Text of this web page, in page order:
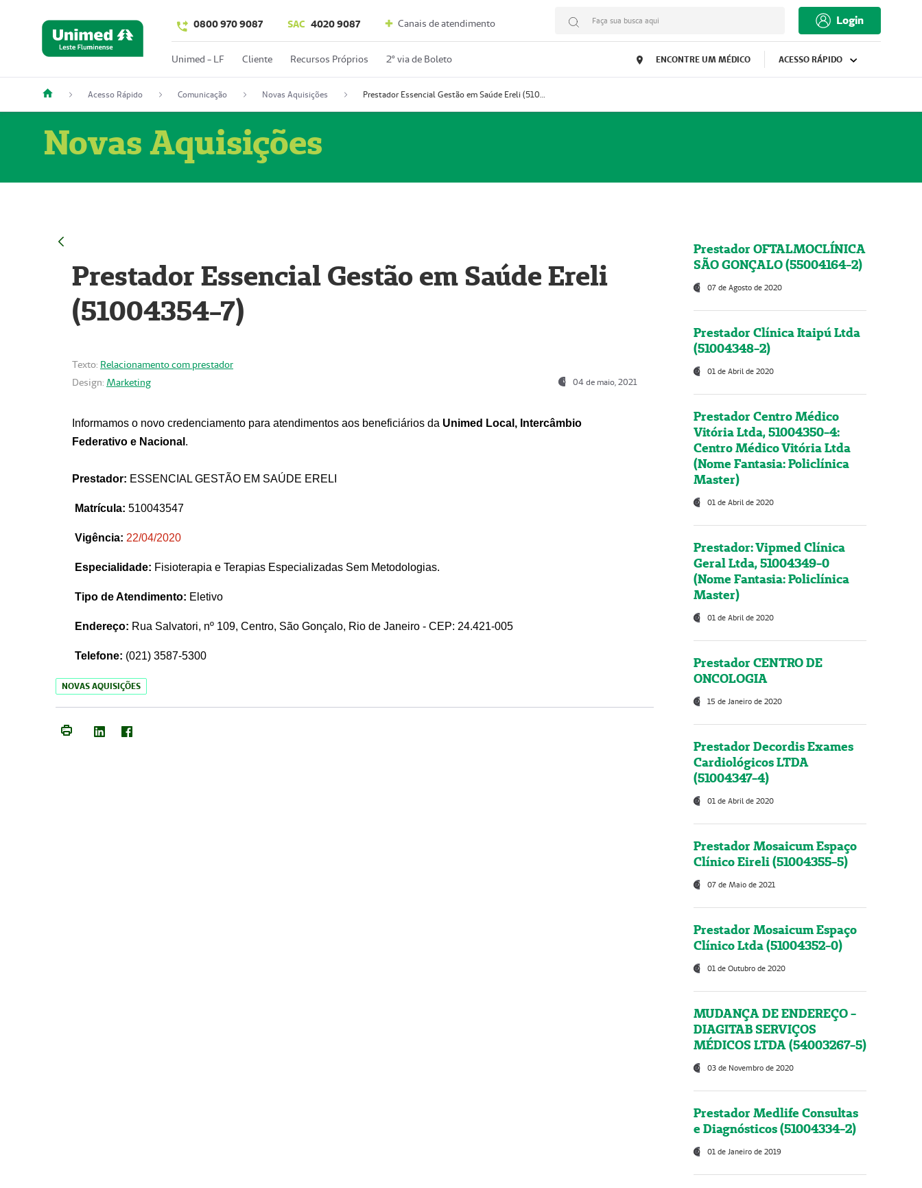
0800 970 9087 SAC 4020 9087 Canais de atendimento Faça sua busca aqui Login
Unimed - LF Cliente Recursos Próprios 2º via de Boleto ENCONTRE UM MÉDICO ACESSO RÁPIDO
Acesso Rápido Comunicação Novas Aquisições Prestador Essencial Gestão em Saúde Ereli (51004354-7)
Novas Aquisições
Prestador Essencial Gestão em Saúde Ereli
(51004354-7)
Texto: Relacionamento com prestador
Design: Marketing 04 de maio, 2021
Informamos o novo credenciamento para atendimentos aos beneficiários da Unimed Local, Intercâmbio
Federativo e Nacional .
Prestador: ESSENCIAL GESTÃO EM SAÚDE ERELI
Matrícula: 510043547
Vigência: 22/04/2020
Especialidade: Fisioterapia e Terapias Especializadas Sem Metodologias.
Tipo de Atendimento: Eletivo
Endereço: Rua Salvatori, nº 109, Centro, São Gonçalo, Rio de Janeiro - CEP: 24.421-005
Telefone: (021) 3587-5300
NOVAS AQUISIÇÕES
Prestador OFTALMOCLÍNICA
SÃO GONÇALO (55004164-2)
07 de Agosto de 2020
Prestador Clínica Itaipú Ltda
(51004348-2)
01 de Abril de 2020
Prestador Centro Médico
Vitória Ltda, 51004350-4:
Centro Médico Vitória Ltda
(Nome Fantasia: Policlínica
Master)
01 de Abril de 2020
Prestador: Vipmed Clínica
Geral Ltda, 51004349-0
(Nome Fantasia: Policlínica
Master)
01 de Abril de 2020
Prestador CENTRO DE
ONCOLOGIA
15 de Janeiro de 2020
Prestador Decordis Exames
Cardiológicos LTDA
(51004347-4)
01 de Abril de 2020
Prestador Mosaicum Espaço
Clínico Eireli (51004355-5)
07 de Maio de 2021
Prestador Mosaicum Espaço
Clínico Ltda (51004352-0)
01 de Outubro de 2020
MUDANÇA DE ENDEREÇO -
DIAGITAB SERVIÇOS
MÉDICOS LTDA (54003267-5)
03 de Novembro de 2020
Prestador Medlife Consultas
e Diagnósticos (51004334-2)
01 de Janeiro de 2019